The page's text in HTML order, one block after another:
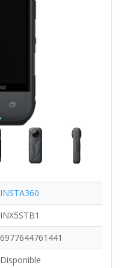
INSTA360
INX5STB1
6977644761441
Disponible